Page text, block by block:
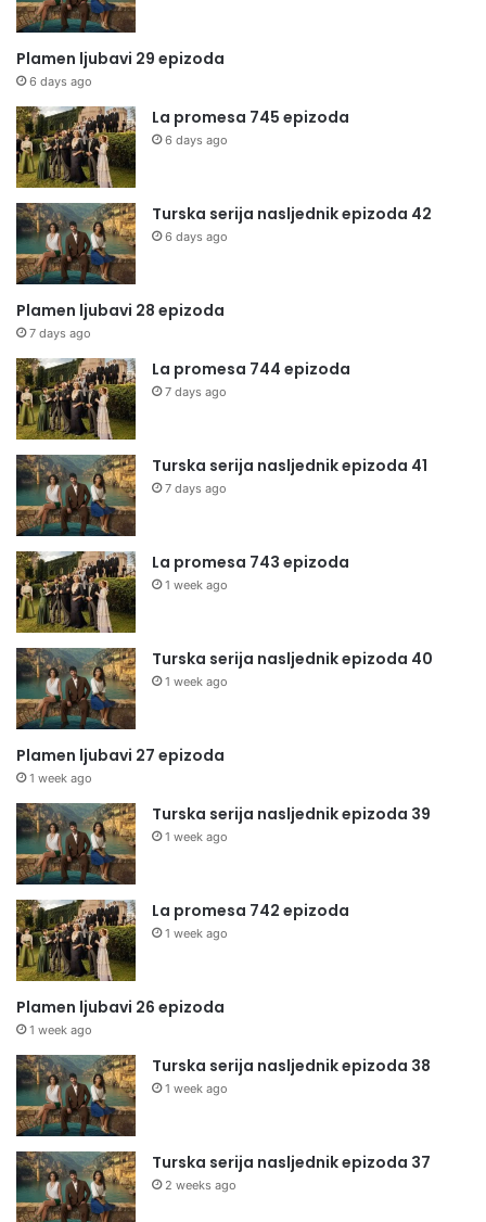
Plamen ljubavi 29 epizoda
6 days ago
La promesa 745 epizoda
6 days ago
Turska serija nasljednik epizoda 42
6 days ago
Plamen ljubavi 28 epizoda
7 days ago
La promesa 744 epizoda
7 days ago
Turska serija nasljednik epizoda 41
7 days ago
La promesa 743 epizoda
1 week ago
Turska serija nasljednik epizoda 40
1 week ago
Plamen ljubavi 27 epizoda
1 week ago
Turska serija nasljednik epizoda 39
1 week ago
La promesa 742 epizoda
1 week ago
Plamen ljubavi 26 epizoda
1 week ago
Turska serija nasljednik epizoda 38
1 week ago
Turska serija nasljednik epizoda 37
2 weeks ago